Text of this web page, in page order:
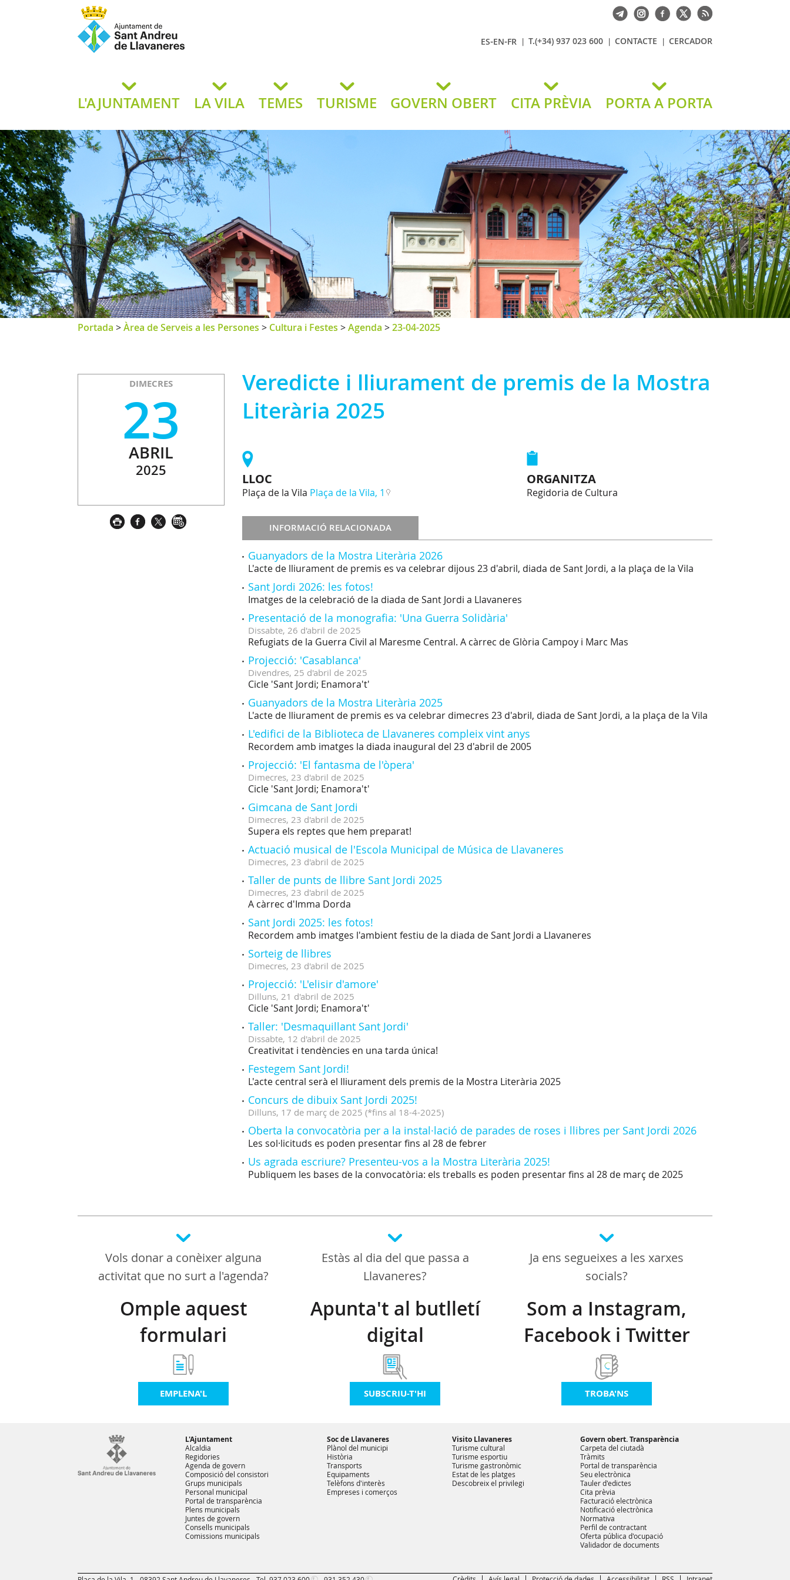
de Llavaneres
ES-EN-FR T.(+34) 937 023 600 CONTACTE CERCADOR
L'AJUNTAMENT LA VILA TEMES TURISME GOVERN OBERT CITA PRÈVIA PORTA A PORTA
Portada >Àrea de Serveis a les Persones > Cultura i Festes >Agenda >23-04-2025
DIMECRES
23
ABRIL
2025
Veredicte i lliurament de premis de la Mostra
Literària 2025
LLOC
Plaça de la Vila Plaça de la Vila, 1
ORGANITZA
Regidoria de Cultura
INFORMACIÓ RELACIONADA
Guanyadors de la Mostra Literària 2026
L'acte de lliurament de premis es va celebrar dijous 23 d'abril, diada de Sant Jordi, a la plaça de la Vila
Sant Jordi 2026: les fotos!
Imatges de la celebració de la diada de Sant Jordi a Llavaneres
Presentació de la monografia: 'Una Guerra Solidària'
Dissabte, 26 d'abril de 2025
Refugiats de la Guerra Civil al Maresme Central. A càrrec de Glòria Campoy i Marc Mas
Projecció: 'Casablanca'
Divendres, 25 d'abril de 2025
Cicle 'Sant Jordi; Enamora't'
Guanyadors de la Mostra Literària 2025
L'acte de lliurament de premis es va celebrar dimecres 23 d'abril, diada de Sant Jordi, a la plaça de la Vila
L'edifici de la Biblioteca de Llavaneres compleix vint anys
Recordem amb imatges la diada inaugural del 23 d'abril de 2005
Projecció: 'El fantasma de l'òpera'
Dimecres, 23 d'abril de 2025
Cicle 'Sant Jordi; Enamora't'
Gimcana de Sant Jordi
Dimecres, 23 d'abril de 2025
Supera els reptes que hem preparat!
Actuació musical de l'Escola Municipal de Música de Llavaneres
Dimecres, 23 d'abril de 2025
Taller de punts de llibre Sant Jordi 2025
Dimecres, 23 d'abril de 2025
A càrrec d'Imma Dorda
Sant Jordi 2025: les fotos!
Recordem amb imatges l'ambient festiu de la diada de Sant Jordi a Llavaneres
Sorteig de llibres
Dimecres, 23 d'abril de 2025
Projecció: 'L'elisir d'amore'
Dilluns, 21 d'abril de 2025
Cicle 'Sant Jordi; Enamora't'
Taller: 'Desmaquillant Sant Jordi'
Dissabte, 12 d'abril de 2025
Creativitat i tendències en una tarda única!
Festegem Sant Jordi!
L'acte central serà el lliurament dels premis de la Mostra Literària 2025
Concurs de dibuix Sant Jordi 2025!
Dilluns, 17 de març de 2025 (*fins al 18-4-2025)
Oberta la convocatòria per a la instal·lació de parades de roses i llibres per Sant Jordi 2026
Les sol·licituds es poden presentar fins al 28 de febrer
Us agrada escriure? Presenteu-vos a la Mostra Literària 2025!
Publiquem les bases de la convocatòria: els treballs es poden presentar fins al 28 de març de 2025
Vols donar a conèixer alguna
activitat que no surt a l'agenda?
Omple aquest
formulari
EMPLENA'L
Estàs al dia del que passa a
Llavaneres?
Apunta't al butlletí
digital
SUBSCRIU-T'HI
Ja ens segueixes a les xarxes
socials?
Som a Instagram,
Facebook i Twitter
TROBA'NS
L'Ajuntament
Alcaldia
Regidories
Agenda de govern
Composició del consistori
Grups municipals
Personal municipal
Portal de transparència
Plens municipals
Juntes de govern
Consells municipals
Comissions municipals
Soc de Llavaneres
Plànol del municipi
Història
Transports
Equipaments
Telèfons d'interès
Empreses i comerços
Visito Llavaneres
Turisme cultural
Turisme esportiu
Turisme gastronòmic
Estat de les platges
Descobreix el privilegi
Govern obert. Transparència
Carpeta del ciutadà
Tràmits
Portal de transparència
Seu electrònica
Tauler d'edictes
Cita prèvia
Facturació electrònica
Notificació electrònica
Normativa
Perfil de contractant
Oferta pública d'ocupació
Validador de documents